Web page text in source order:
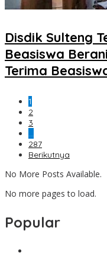
Disdik Sulteng
Beasiswa
Terima
1
2
3
…
287
Berikutnya
No More Posts Available.
No more pages to load.
Popular